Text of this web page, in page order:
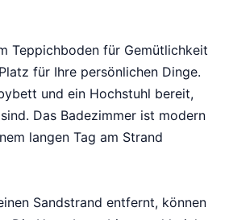
Teppichboden für Gemütlichkeit
für Ihre persönlichen Dinge.
und ein Hochstuhl bereit,
Das Badezimmer ist modern
langen Tag am Strand
Sandstrand entfernt, können